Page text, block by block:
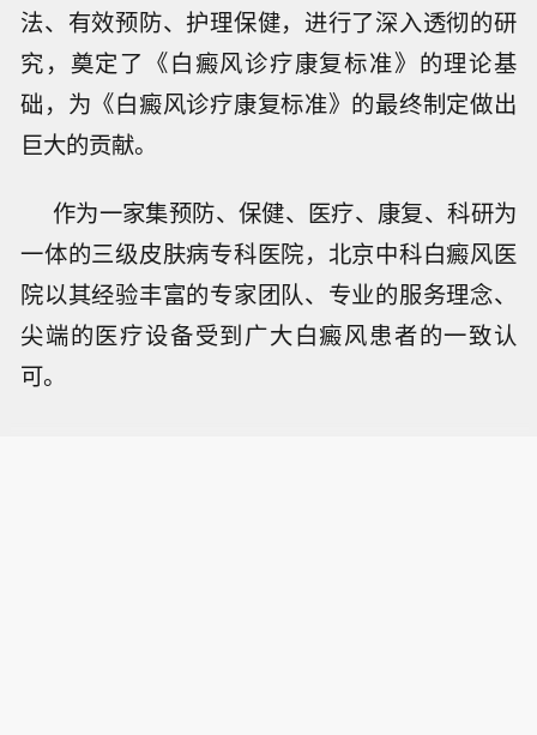
法、有效预防、护理保健，进行了深入透彻的研
究，奠定了《白癜风诊疗康复标准》的理论基
础，为《白癜风诊疗康复标准》的最终制定做出
巨大的贡献。
作为一家集预防、保健、医疗、康复、科研为
一体的三级皮肤病专科医院，北京中科白癜风医
院以其经验丰富的专家团队、专业的服务理念、
尖端的医疗设备受到广大白癜风患者的一致认
可。